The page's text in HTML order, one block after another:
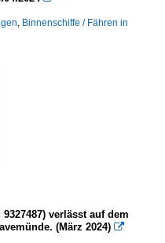
Binnenschiffe / Fähren in
verlässt auf dem
(März 2024) 